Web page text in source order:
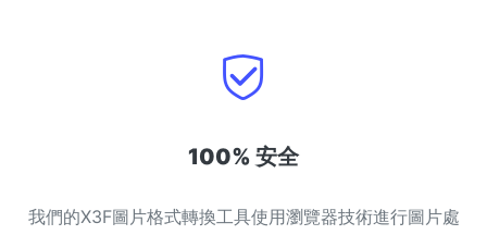
100% 安全
我們的X3F圖片格式轉換工具使用瀏覽器技術進行圖片處